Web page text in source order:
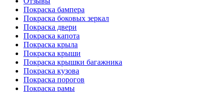
Покраска бампера
Покраска боковых зеркал
Покраска двери
Покраска капота
Покраска крыла
Покраска крыши
Покраска крышки багажника
Покраска кузова
Покраска порогов
Покраска рамы